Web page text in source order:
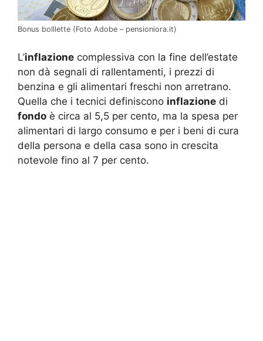
Bonus bolllette (Foto Adobe – pensioniora.it)
L’inflazione complessiva con la fine dell’estate
non dà segnali di rallentamenti, i prezzi di
benzina e gli alimentari freschi non arretrano.
Quella che i tecnici definiscono inflazione di
fondo è circa al 5,5 per cento, ma la spesa per
alimentari di largo consumo e per i beni di cura
della persona e della casa sono in crescita
notevole fino al 7 per cento.